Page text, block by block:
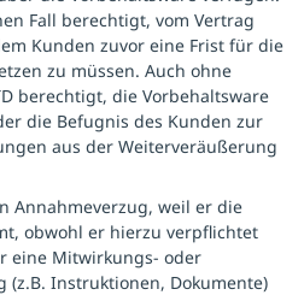
Fall berechtigt, vom Vertrag
Kunden zuvor eine Frist für die
zu müssen. Auch ohne
berechtigt, die Vorbehaltsware
die Befugnis des Kunden zur
aus der Weiterveräußerung
Annahmeverzug, weil er die
obwohl er hierzu verpflichtet
eine Mitwirkungs- oder
Instruktionen, Dokumente)